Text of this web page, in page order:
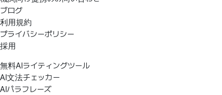
ブログ
利用規約
プライバシーポリシー
採用
無料AIライティングツール
AI文法チェッカー
AIパラフレーズ